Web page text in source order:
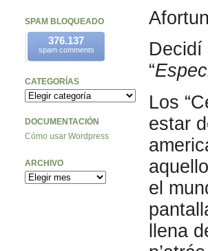
Decidí
“
Los
estar
el
llena
SPAM BLOQUEADO
376.137
spam comments
CATEGORÍAS
DOCUMENTACIÓN
Cómo usar Wordpress
ARCHIVO